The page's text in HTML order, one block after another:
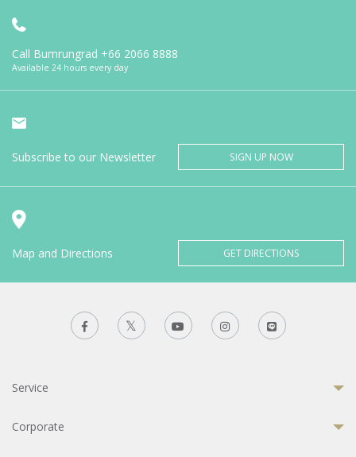
Call Bumrungrad +66 2066 8888
Available 24 hours every day
Subscribe to our Newsletter SIGN UP NOW
Map and Directions GET DIRECTIONS
Service
Corporate